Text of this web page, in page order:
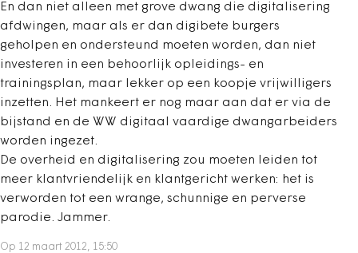
En dan niet alleen met grove dwang die digitalisering
afdwingen, maar als er dan digibete burgers
geholpen en ondersteund moeten worden, dan niet
investeren in een behoorlijk opleidings- en
trainingsplan, maar lekker op een koopje vrijwilligers
inzetten. Het mankeert er nog maar aan dat er via de
bijstand en de WW digitaal vaardige dwangarbeiders
worden ingezet.
De overheid en digitalisering zou moeten leiden tot
meer klantvriendelijk en klantgericht werken: het is
verworden tot een wrange, schunnige en perverse
parodie. Jammer.
Op 12 maart 2012, 15:50